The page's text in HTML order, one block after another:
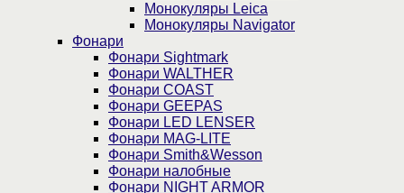
Монокуляры Leica
Монокуляры Navigator
Фонари
Фонари Sightmark
Фонари WALTHER
Фонари COAST
Фонари GEEPAS
Фонари LED LENSER
Фонари MAG-LITE
Фонари Smith&Wesson
Фонари налобные
Фонари NIGHT ARMOR